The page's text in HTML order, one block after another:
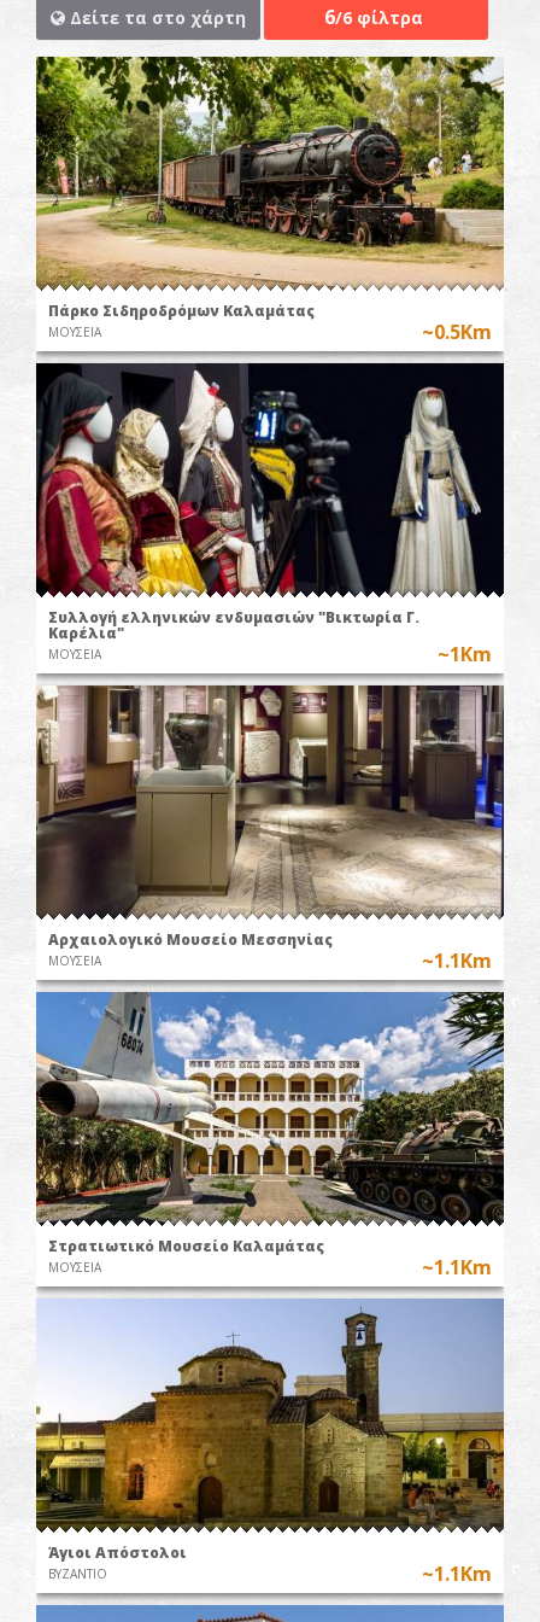
Δείτε τα στο χάρτη 6/6 φίλτρα
Πάρκο Σιδηροδρόμων Καλαμάτας
ΜΟΥΣΕΙΑ ~0.5Km
Συλλογή ελληνικών ενδυμασιών "Βικτωρία Γ.
Καρέλια"
ΜΟΥΣΕΙΑ ~1Km
Αρχαιολογικό Μουσείο Μεσσηνίας
ΜΟΥΣΕΙΑ ~1.1Km
Στρατιωτικό Μουσείο Καλαμάτας
ΜΟΥΣΕΙΑ ~1.1Km
Άγιοι Απόστολοι
ΒΥΖΑΝΤΙΟ ~1.1Km